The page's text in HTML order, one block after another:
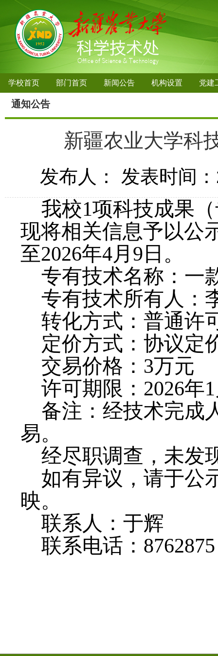
学校首页 部门首页 新闻公告 机构设置 党建
通知公告
新疆农业大学科
发布人： 发表时间
我校1项科技成果
现将相关信息予以公
至2026年4月 9 日。
专有技术名称：一
专有技术所有人：
转化方式：普通许
定价方式：协议定
交易价格： 3万元
许可期限： 2026年1
备注：经技术完成
易。
经尽职调查，未发
如有异议，请于公
映。
联系人：于辉
联系电话： 8762875